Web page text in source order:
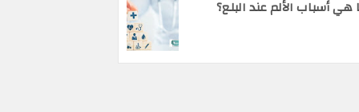
هي أسباب الألم عند البلع؟